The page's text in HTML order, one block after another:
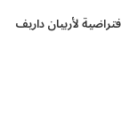
لأربيان داريف